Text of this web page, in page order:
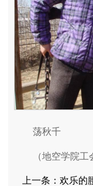
荡秋千
（地空学院工
上一条： 欢乐的